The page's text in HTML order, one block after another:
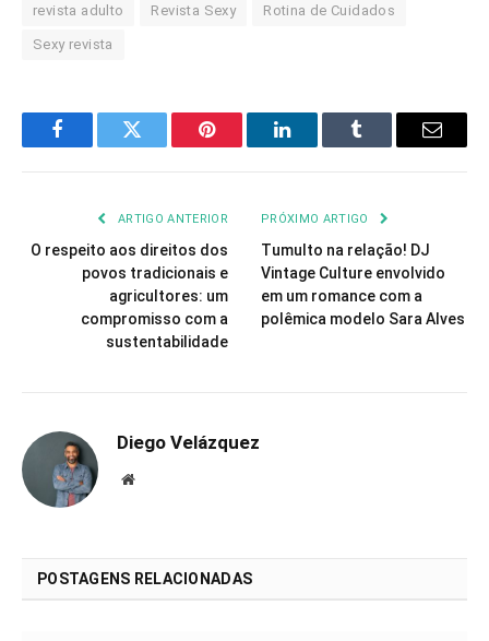
revista adulto Revista Sexy Rotina de Cuidados
Sexy revista
FacebookTwitter Pinterest LinkedInTumblr Email
ARTIGO ANTERIOR
O respeito aos direitos dos
povos tradicionais e
agricultores: um
compromisso com a
sustentabilidade
PRÓXIMO ARTIGO
Tumulto na relação! DJ
Vintage Culture envolvido
em um romance com a
polêmica modelo Sara Alves
Diego Velázquez
Website
POSTAGENS RELACIONADAS